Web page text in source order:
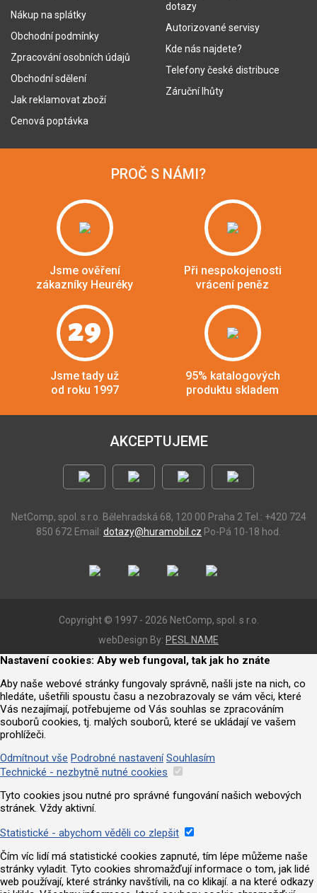
Nákup na splátky
Obchodní podmínky
Zpracování osobních údajů
Obchodní sdělení
Jak reklamovat zboží
Cenová poptávka
dotazy
Autorizované servisy
Kde nás najdete?
Telefony české distribuce
Záruční lhůty
PROČ S NÁMI?
Jsme ověření
zákazníky Heuréky
Při nespokojenosti
vrácení peněz
29
Jsme tady už
od roku 1997
95% katalogových
produktu skladem
AKCEPTUJEME
NetComp, spol. s r.o. Bělehradská 68, 120 00 Praha 2 Tel.: +420 724
850 672 Email: dotazy@huramobil.cz Po-Pá 10-18 hod.
Copyright © 1997 - 2026 NetComp, spol. s r.o.
webDesign By: PESL.NAME
Nastavení cookies: Aby web fungoval, tak jak ho znáte
Aby naše webové stránky fungovaly správně, našli jste na nich, co
hledáte, ušetřili spoustu času a nezobrazovaly se vám věci, které
Vás nezajímají, potřebujeme od Vás souhlas se zpracováním
souborů cookies, tj. malých souborů, které se ukládají ve vašem
prohlížeči.
Odmítnout vše Podrobné nastavení Souhlasím
Technické - nezbytně nutné cookies
Tyto cookies jsou nutné pro správné fungování našich webových
stránek. Vždy aktivní.
Statistické - abychom věděli co zlepšit
Čím víc lidí má statistické cookies zapnuté, tím lépe můžeme naše
stránky vyladit. Tyto cookies shromažďují informace o tom, jak lidé
web používají, které stránky navštívili, na co klikají. a na které odkazy